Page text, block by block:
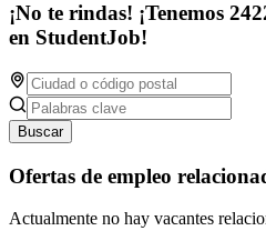
¡No te rindas! ¡Tenemos
en StudentJob!
Buscar
Ofertas de empleo
Actualmente no hay vacantes